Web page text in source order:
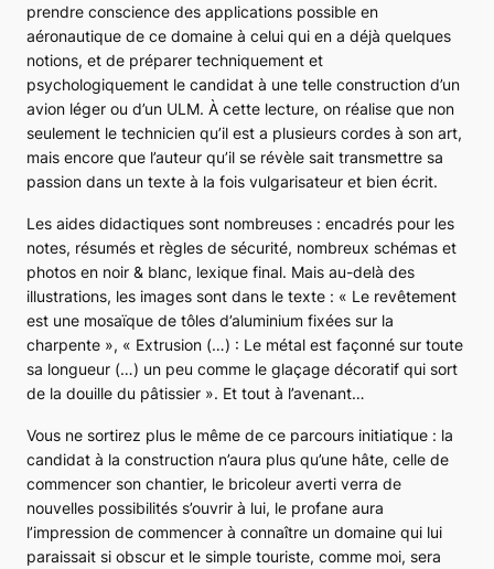
prendre conscience des applications possible en
aéronautique de ce domaine à celui qui en a déjà quelques
notions, et de préparer techniquement et
psychologiquement le candidat à une telle construction d’un
avion léger ou d’un ULM. À cette lecture, on réalise que non
seulement le technicien qu’il est a plusieurs cordes à son art,
mais encore que l’auteur qu’il se révèle sait transmettre sa
passion dans un texte à la fois vulgarisateur et bien écrit.
Les aides didactiques sont nombreuses : encadrés pour les
notes, résumés et règles de sécurité, nombreux schémas et
photos en noir & blanc, lexique final. Mais au-delà des
illustrations, les images sont dans le texte : « Le revêtement
est une mosaïque de tôles d’aluminium fixées sur la
charpente », « Extrusion (…) : Le métal est façonné sur toute
sa longueur (…) un peu comme le glaçage décoratif qui sort
de la douille du pâtissier ». Et tout à l’avenant…
Vous ne sortirez plus le même de ce parcours initiatique : la
candidat à la construction n’aura plus qu’une hâte, celle de
commencer son chantier, le bricoleur averti verra de
nouvelles possibilités s’ouvrir à lui, le profane aura
l’impression de commencer à connaître un domaine qui lui
paraissait si obscur et le simple touriste, comme moi, sera